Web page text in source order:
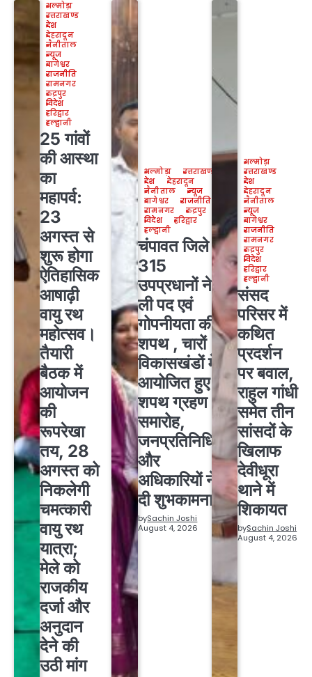
अल्मोड़ा
उत्तराखण्ड
देश
देहरादून
नैनीताल
न्यूज
बागेश्वर
राजनीति
रामनगर
रुद्रपुर
विदेश
हरिद्वार
हल्द्वानी
25 गांवों
की आस्था
का
महापर्व:
23
अगस्त से
शुरू होगा
ऐतिहासिक
आषाढ़ी
वायु रथ
महोत्सव।
तैयारी
बैठक में
आयोजन
की
रूपरेखा
तय, 28
अगस्त को
निकलेगी
चमत्कारी
वायु रथ
यात्रा;
मेले को
राजकीय
दर्जा और
अनुदान
देने की
उठी मांग
अल्मोड़ा
उत्तराखण्ड
देश
देहरादून
नैनीताल
न्यूज
बागेश्वर
राजनीति
रामनगर
रुद्रपुर
विदेश
हरिद्वार
हल्द्वानी
चंपावत जिले के
315
उपप्रधानों ने
ली पद एवं
गोपनीयता की
शपथ , चारों
विकासखंडों में
आयोजित हुए
शपथ ग्रहण
समारोह,
जनप्रतिनिधियों
और
अधिकारियों ने
दी शुभकामनाएं
bySachin Joshi
August 4, 2026
अल्मोड़ा
उत्तराखण्ड
देश
देहरादून
नैनीताल
न्यूज
बागेश्वर
राजनीति
रामनगर
रुद्रपुर
विदेश
हरिद्वार
हल्द्वानी
संसद
परिसर में
कथित
प्रदर्शन
पर बवाल,
राहुल गांधी
समेत तीन
सांसदों के
खिलाफ
देवीधूरा
थाने में
शिकायत
bySachin Joshi
August 4, 2026